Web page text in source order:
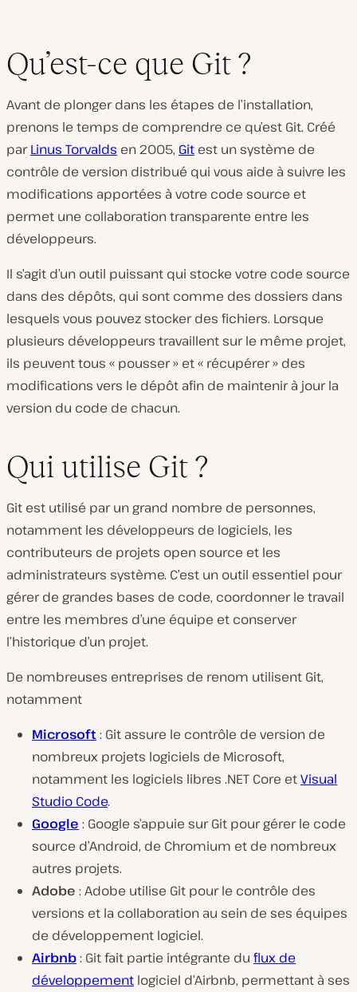
Qu’est-ce que Git ?
Avant de plonger dans les étapes de l’installation,
prenons le temps de comprendre ce qu’est Git. Créé
parLinus Torvalds en 2005, Git est un système de
contrôle de version distribué qui vous aide à suivre les
modifications apportées à votre code source et
permet une collaboration transparente entre les
développeurs.
Il s’agit d’un outil puissant qui stocke votre code source
dans des dépôts, qui sont comme des dossiers dans
lesquels vous pouvez stocker des fichiers. Lorsque
plusieurs développeurs travaillent sur le même projet,
ils peuvent tous « pousser » et « récupérer » des
modifications vers le dépôt afin de maintenir à jour la
version du code de chacun.
Qui utilise Git ?
Git est utilisé par un grand nombre de personnes,
notamment les développeurs de logiciels, les
contributeurs de projets open source et les
administrateurs système. C’est un outil essentiel pour
gérer de grandes bases de code, coordonner le travail
entre les membres d’une équipe et conserver
l’historique d’un projet.
De nombreuses entreprises de renom utilisent Git,
notamment
Microsoft: Git assure le contrôle de version de
nombreux projets logiciels de Microsoft,
notamment les logiciels libres .NET Core etVisual
Studio Code.
Google : Google s’appuie sur Git pour gérer le code
source d’Android, de Chromium et de nombreux
autres projets.
Adobe : Adobe utilise Git pour le contrôle des
versions et la collaboration au sein de ses équipes
de développement logiciel.
Airbnb: Git fait partie intégrante du flux de
développement logiciel d’Airbnb, permettant à ses